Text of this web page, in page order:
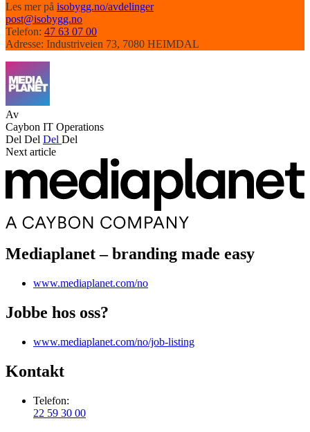
Les mer på isobygg.no/avdelinger
post@isobygg.no
Telefon: 47 63 07 00
Adresse: Industriveien 73, 7080 HEIMDAL
Av
Caybon IT Operations
Del Del Del Del
Next article
Mediaplanet – branding made easy
www.mediaplanet.com/no
Jobbe hos oss?
www.mediaplanet.com/no/job-listing
Kontakt
Telefon:
22 59 30 00